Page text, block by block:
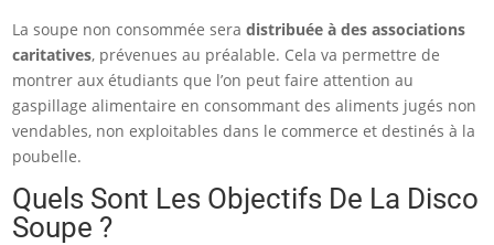
La soupe non consommée seradistribuée à des associations
caritatives, prévenues au préalable. Cela va permettre de
montrer aux étudiants que l’on peut faire attention au
gaspillage alimentaire en consommant des aliments jugés non
vendables, non exploitables dans le commerce et destinés à la
poubelle.
Quels Sont Les Objectifs De La Disco
Soupe ?